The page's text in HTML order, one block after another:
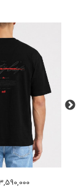
3,590,000